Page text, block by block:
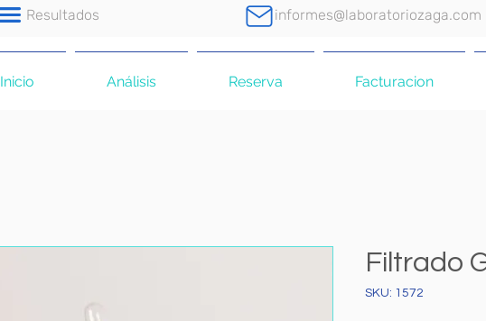
Resultados informes@laboratoriozaga.com
Inicio Análisis Reserva Facturacion
Filtrado
SKU: 1572